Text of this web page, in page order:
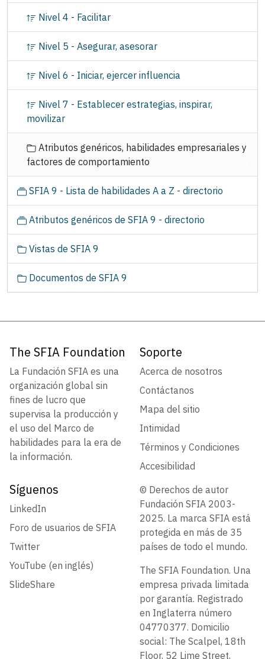
ó
Nivel 4 - Facilitar
Nivel 5 - Asegurar, asesorar
Nivel 6 - Iniciar, ejercer influencia
Nivel 7 - Establecer estrategias, inspirar,
movilizar
Atributos genéricos, habilidades empresariales y
factores de comportamiento
SFIA 9 - Lista de habilidades A a Z - directorio
Atributos genéricos de SFIA 9 - directorio
Vistas de SFIA 9
Documentos de SFIA 9
The SFIA Foundation
La Fundación SFIA es una
organización global sin
fines de lucro que
supervisa la producción y
el uso del Marco de
habilidades para la era de
la información.
Soporte
Acerca de nosotros
Contáctanos
Mapa del sitio
Intimidad
Términos y Condiciones
Accesibilidad
Síguenos
LinkedIn
Foro de usuarios de SFIA
Twitter
YouTube (en inglés)
SlideShare
© Derechos de autor
Fundación SFIA 2003-
2025. La marca SFIA está
protegida en más de 35
países de todo el mundo.
The SFIA Foundation. Una
empresa privada limitada
por garantía. Registrado
en Inglaterra número
04770377. Domicilio
social: The Scalpel, 18th
Floor, 52 Lime Street,